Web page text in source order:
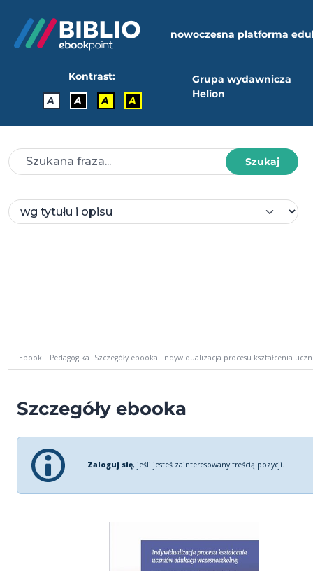
nowoczesna platforma
Kontrast:
A
A A A
Grupa wydawnicza
Helion
Szukaj
Ebooki Pedagogika Szczegóły ebooka: Indywidualizacja procesu kształcenia
Szczegóły ebooka
Zaloguj się, jeśli jesteś zainteresowany treścią pozycji.